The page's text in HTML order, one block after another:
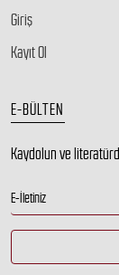
Giriş
Kayıt Ol
E-BÜLTEN
Kaydolun ve